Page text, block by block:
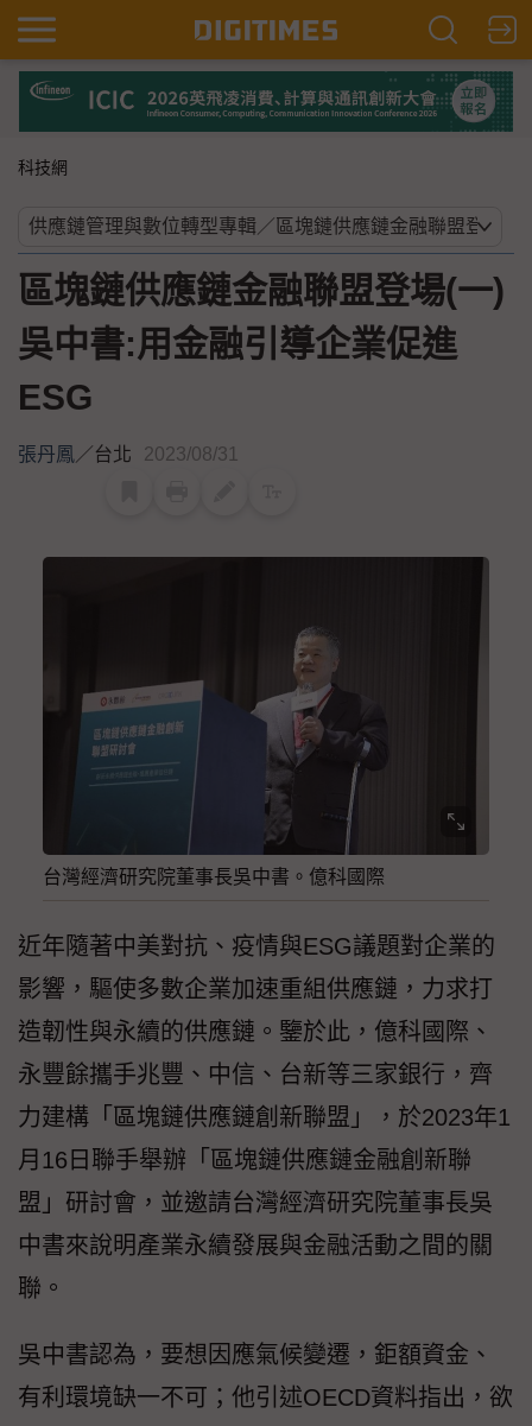
科技網
區塊鏈供應鏈金融聯盟登場(一)
吳中書:用金融引導企業促進
ESG
張丹鳳／台北 2023/08/31
台灣經濟研究院董事長吳中書。億科國際
近年隨著中美對抗、疫情與ESG議題對企業的
影響，驅使多數企業加速重組供應鏈，力求打
造韌性與永續的供應鏈。鑒於此，億科國際、
永豐餘攜手兆豐、中信、台新等三家銀行，齊
力建構「區塊鏈供應鏈創新聯盟」，於2023年1
月16日聯手舉辦「區塊鏈供應鏈金融創新聯
盟」研討會，並邀請台灣經濟研究院董事長吳
中書來說明產業永續發展與金融活動之間的關
聯。
吳中書認為，要想因應氣候變遷，鉅額資金、
有利環境缺一不可；他引述OECD資料指出，欲